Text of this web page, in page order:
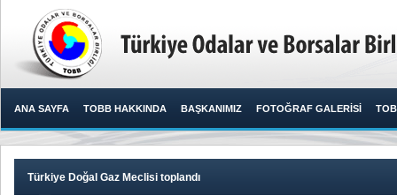
ANA SAYFA TOBB HAKKINDA BAŞKANIMIZ FOTOĞRAF GALERİSİ
Türkiye Doğal Gaz Meclisi toplandı